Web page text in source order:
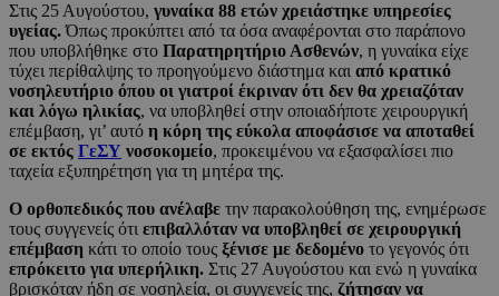
Στις 25 Αυγούστου, γυναίκα 88 ετών χρειάστηκε υπηρεσίες
υγείας.Όπως προκύπτει από τα όσα αναφέρονται στο παράπονο
που υποβλήθηκε στο Παρατηρητήριο Ασθενών, η γυναίκα είχε
τύχει περίθαλψης το προηγούμενο διάστημα και από κρατικό
νοσηλευτήριο όπου οι γιατροί έκριναν ότι δεν θα χρειαζόταν
και λόγω ηλικίας, να υποβληθεί στην οποιαδήποτε χειρουργική
επέμβαση, γι’ αυτό η κόρη της εύκολα αποφάσισε να αποταθεί
σε εκτός ΓεΣΥ νοσοκομείο, προκειμένου να εξασφαλίσει πιο
ταχεία εξυπηρέτηση για τη μητέρα της.
Ο ορθοπεδικός που ανέλαβε την παρακολούθηση της, ενημέρωσε
τους συγγενείς ότι επιβαλλόταν να υποβληθεί σε χειρουργική
επέμβαση κάτι το οποίο τους ξένισε με δεδομένο το γεγονός ότι
επρόκειτο για υπερήλικη. Στις 27 Αυγούστου και ενώ η γυναίκα
βρισκόταν ήδη σε νοσηλεία, οι συγγενείς της, ζήτησαν να